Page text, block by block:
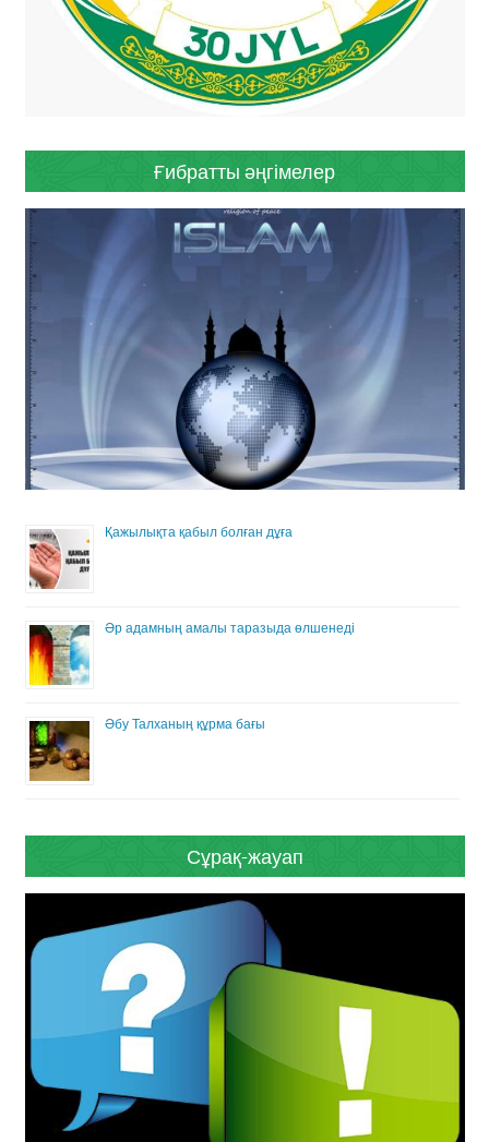
Ғибратты әңгімелер
Қажылықта қабыл болған дұға
Әр адамның амалы таразыда өлшенеді
Әбу Талханың құрма бағы
Сұрақ-жауап